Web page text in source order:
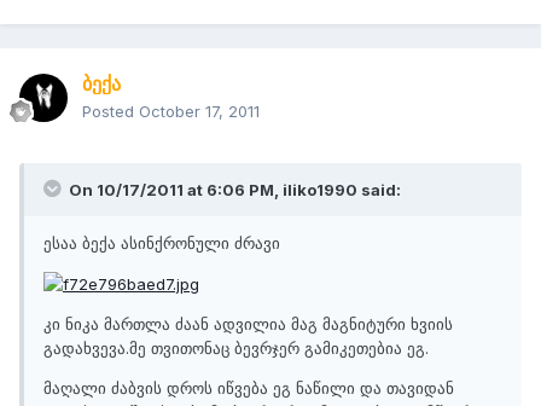
ბექა
Posted October 17, 2011
On 10/17/2011 at 6:06 PM, iliko1990 said:
ესაა ბექა ასინქრონული ძრავი
კი ნიკა მართლა ძაან ადვილია მაგ მაგნიტური ხვიის
გადახვევა.მე თვითონაც ბევრჯერ გამიკეთებია ეგ.
მაღალი ძაბვის დროს იწვება ეგ ნაწილი და თავიდან